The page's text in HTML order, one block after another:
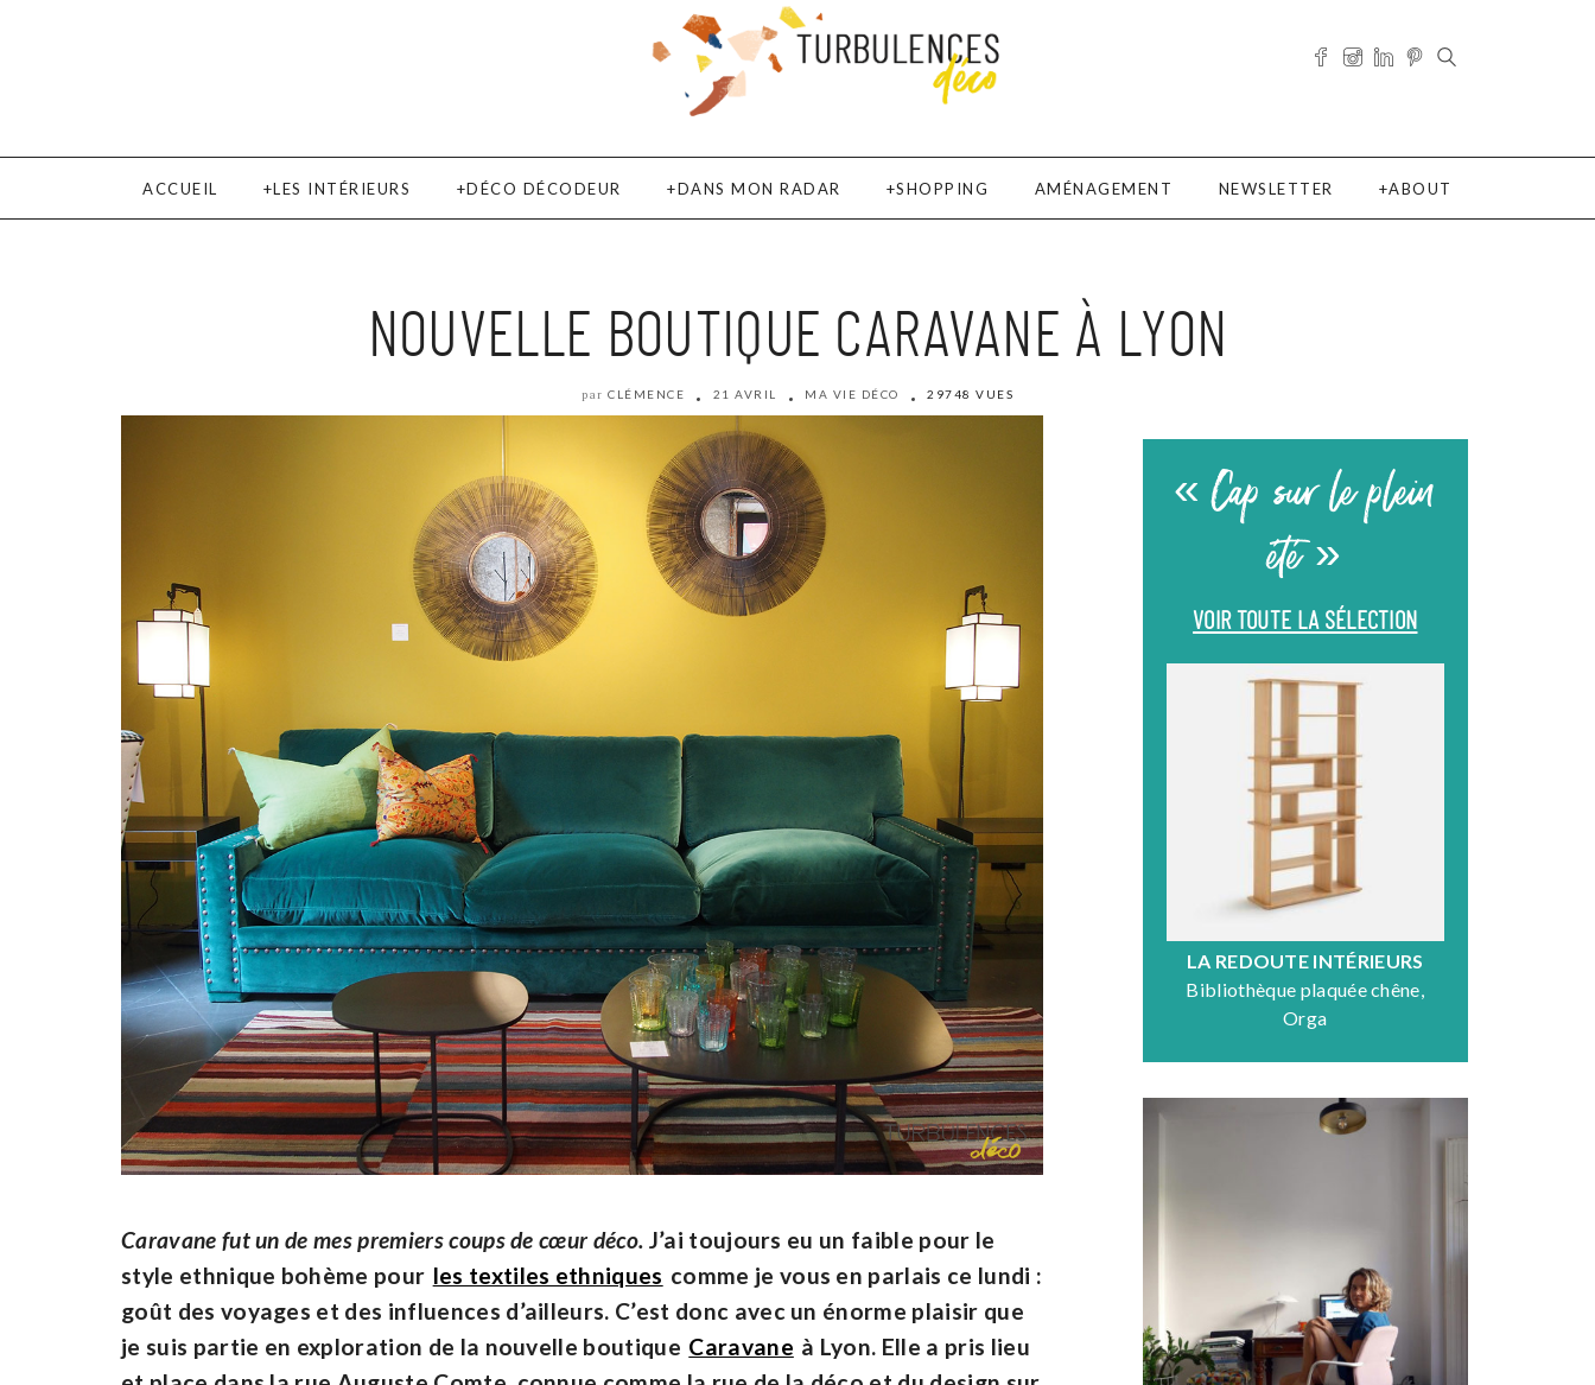
ACCUEIL LES INTÉRIEURS DÉCO DÉCODEUR DANS MON RADAR SHOPPING AMÉNAGEMENT NEWSLETTER ABOUT
NOUVELLE BOUTIQUE CARAVANE À LYON
par CLÉMENCE 21 AVRIL MA VIE DÉCO 29748 VUES
Caravane fut un de mes premiers coups de cœur déco. J’ai toujours eu un faible pour le
style ethnique bohème pour les textiles ethniques comme je vous en parlais ce lundi :
goût des voyages et des influences d’ailleurs. C’est donc avec un énorme plaisir que
je suis partie en exploration de la nouvelle boutique Caravane à Lyon. Elle a pris lieu
« Cap sur le plein
été »
VOIR TOUTE LA SÉLECTION
LA REDOUTE INTÉRIEURS
Bibliothèque plaquée chêne,
Orga